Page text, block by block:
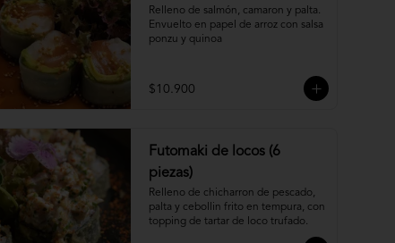
Relleno de salmón, camaron y palta.
Envuelto en papel de arroz con salsa
ponzu y quinoa
$10.900
Futomaki de locos (6
piezas)
Relleno de chicharron de pescado,
palta y cebollin frito en tempura, con
topping de tartar de loco trufado.